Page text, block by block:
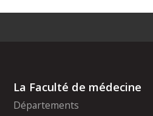
La Faculté de médecine
Départements